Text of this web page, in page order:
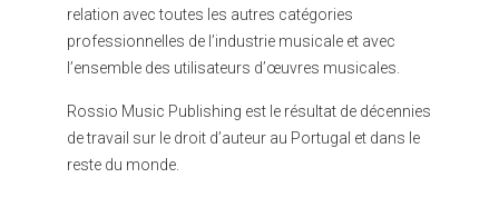
relation avec toutes les autres catégories
professionnelles de l’industrie musicale et avec
l’ensemble des utilisateurs d’œuvres musicales.
Rossio Music Publishing est le résultat de décennies
de travail sur le droit d’auteur au Portugal et dans le
reste du monde.